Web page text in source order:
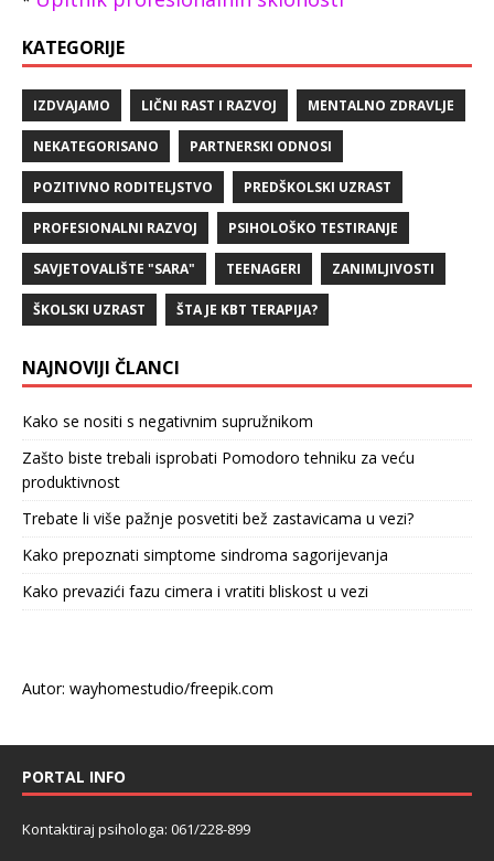
KATEGORIJE
IZDVAJAMO LIČNI RAST I RAZVOJ MENTALNO ZDRAVLJE
NEKATEGORISANO PARTNERSKI ODNOSI
POZITIVNO RODITELJSTVO PREDŠKOLSKI UZRAST
PROFESIONALNI RAZVOJ PSIHOLOŠKO TESTIRANJE
SAVJETOVALIŠTE "SARA" TEENAGERI ZANIMLJIVOSTI
ŠKOLSKI UZRAST ŠTA JE KBT TERAPIJA?
NAJNOVIJI ČLANCI
Kako se nositi s negativnim supružnikom
Zašto biste trebali isprobati Pomodoro tehniku za veću
produktivnost
Trebate li više pažnje posvetiti bež zastavicama u vezi?
Kako prepoznati simptome sindroma sagorijevanja
Kako prevazići fazu cimera i vratiti bliskost u vezi
Autor: wayhomestudio/freepik.com
PORTAL INFO
Kontaktiraj psihologa: 061/228-899